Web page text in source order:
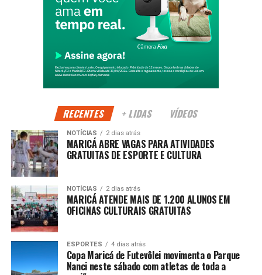
A Festa do Produtor Rural também busca aproximar a
população da realidade do campo, destacando a
importância da agricultura familiar para o abastecimento, a
geração de renda e o desenvolvimento sustentável de
do município e cria novas oportunidades para produtores
comercializarem seus produtos diretamente com os
consumidores.
Além de incentivar o setor agrícola, a programação
movimenta o turismo e o comércio local, atraindo
visitantes de diferentes regiões e contribuindo para o
fortalecimento da economia durante os dias de evento.
RECENTES + LIDAS VÍDEOS
NOTÍCIAS 2 dias atrás
MARICÁ ABRE VAGAS PARA ATIVIDADES
GRATUITAS DE ESPORTE E CULTURA
NOTÍCIAS 2 dias atrás
MARICÁ ATENDE MAIS DE 1.200 ALUNOS EM
OFICINAS CULTURAIS GRATUITAS
ESPORTES 4 dias atrás
Copa Maricá de Futevôlei movimenta o Parque
Nanci neste sábado com atletas de toda a